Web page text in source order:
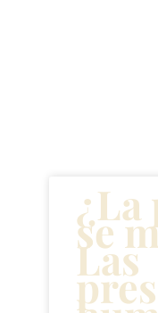
¿La
se
Las